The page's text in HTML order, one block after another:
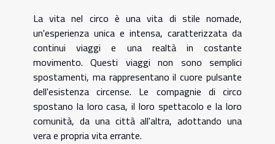
La vita nel circo è una vita di stile nomade,
un'esperienza unica e intensa, caratterizzata da
continui viaggi e una realtà in costante
movimento. Questi viaggi non sono semplici
spostamenti, ma rappresentano il cuore pulsante
dell'esistenza circense. Le compagnie di circo
spostano la loro casa, il loro spettacolo e la loro
comunità, da una città all'altra, adottando una
vera e propria vita errante.